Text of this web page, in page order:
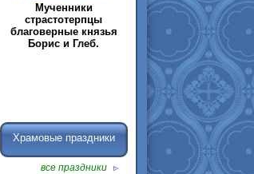
Мученники
страстотерпцы
благоверные князья
Борис и Глеб.
Храмовые праздники
все праздники